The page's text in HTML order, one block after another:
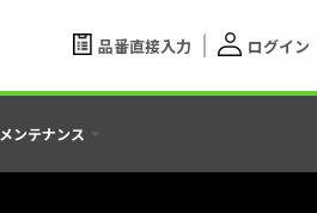
品番直接入力 ログイン
メンテナンス